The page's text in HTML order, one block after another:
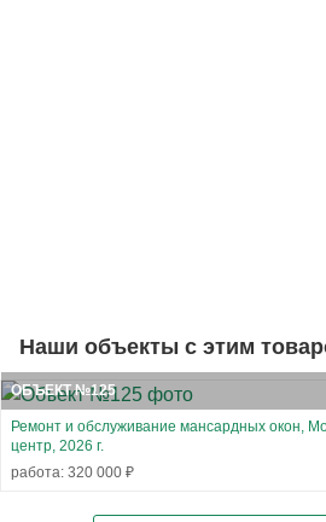
Наши объекты с этим
ОБЪЕКТ №125
Ремонт и обслуживание мансардных окон,
центр, 2026 г.
работа: 320 000 ₽